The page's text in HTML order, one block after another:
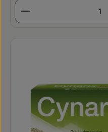
Produkt Anzahl: Gib